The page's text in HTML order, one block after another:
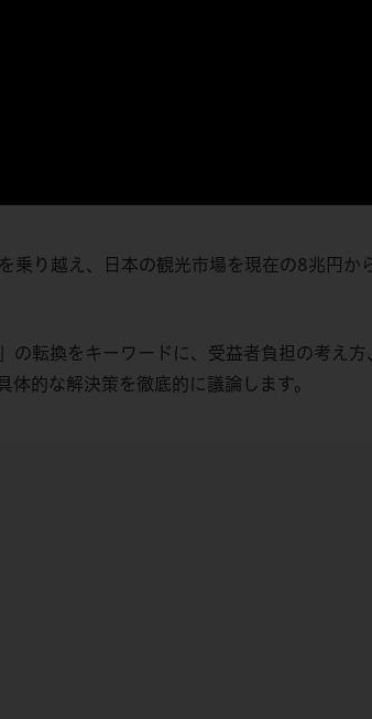
乗り越え、日本の観光市場を現在の8兆円か
転換をキーワードに、受益者負担の考え方
的な解決策を徹底的に議論します。